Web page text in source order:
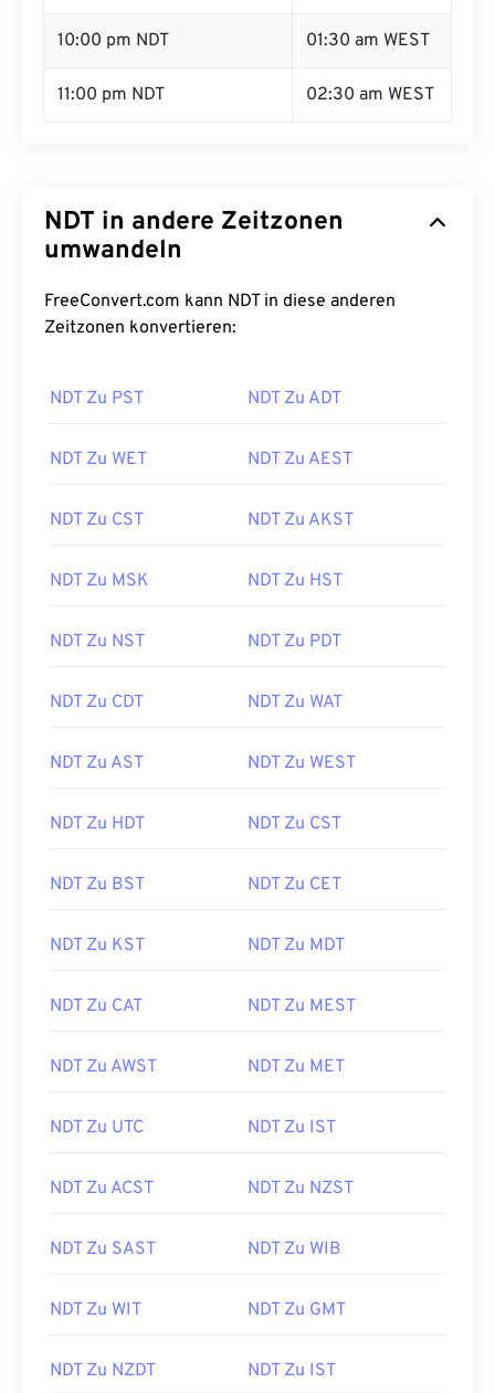
10:00 pm NDT 01:30 am WEST
11:00 pm NDT 02:30 am WEST
NDT in andere Zeitzonen
umwandeln
FreeConvert.com kann NDT in diese anderen
Zeitzonen konvertieren:
NDT Zu PST NDT Zu ADT
NDT Zu WET NDT Zu AEST
NDT Zu CST NDT Zu AKST
NDT Zu MSK NDT Zu HST
NDT Zu NST NDT Zu PDT
NDT Zu CDT NDT Zu WAT
NDT Zu AST NDT Zu WEST
NDT Zu HDT NDT Zu CST
NDT Zu BST NDT Zu CET
NDT Zu KST NDT Zu MDT
NDT Zu CAT NDT Zu MEST
NDT Zu AWST NDT Zu MET
NDT Zu UTC NDT Zu IST
NDT Zu ACST NDT Zu NZST
NDT Zu SAST NDT Zu WIB
NDT Zu WIT NDT Zu GMT
NDT Zu NZDT NDT Zu IST